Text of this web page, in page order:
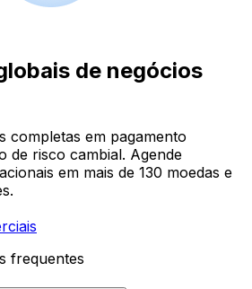
de negócios
completas em pagamento
de risco cambial. Agende
em mais de 130 moedas e
frequentes